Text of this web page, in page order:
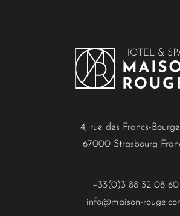
4, rue des Francs-
67000 Strasbourg
+33(0)3 88 32 08 60
info@maison-